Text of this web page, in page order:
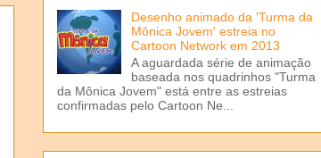
Desenho animado da 'Turma da
Mônica Jovem' estreia no
Cartoon Network em 2013
A aguardada série de animação
baseada nos quadrinhos "Turma
da Mônica Jovem" está entre as estreias
confirmadas pelo Cartoon Ne...